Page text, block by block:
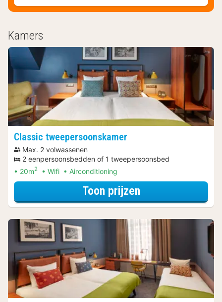
Kamers
Classic tweepersoonskamer
Max. 2 volwassenen
2 eenpersoonsbedden of 1 tweepersoonsbed
20m2 Wifi Airconditioning
Toon prijzenvoor